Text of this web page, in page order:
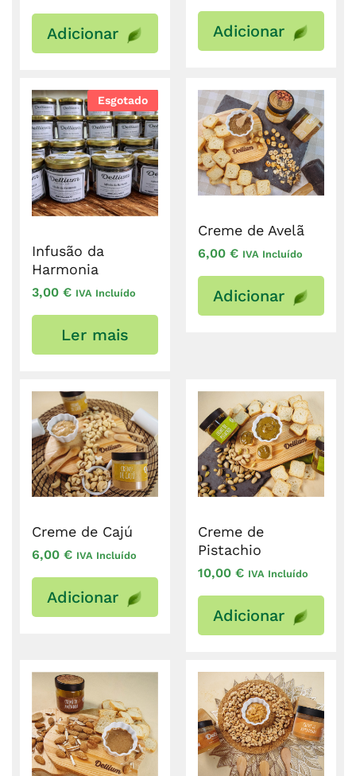
Adicionar Adicionar
Esgotado
Infusão da
Harmonia
3,00 € IVA Incluído
Ler mais
Creme de Avelã
6,00 € IVA Incluído
Adicionar
Creme de Cajú
6,00 € IVA Incluído
Adicionar
Creme de
Pistachio
10,00 € IVA Incluído
Adicionar